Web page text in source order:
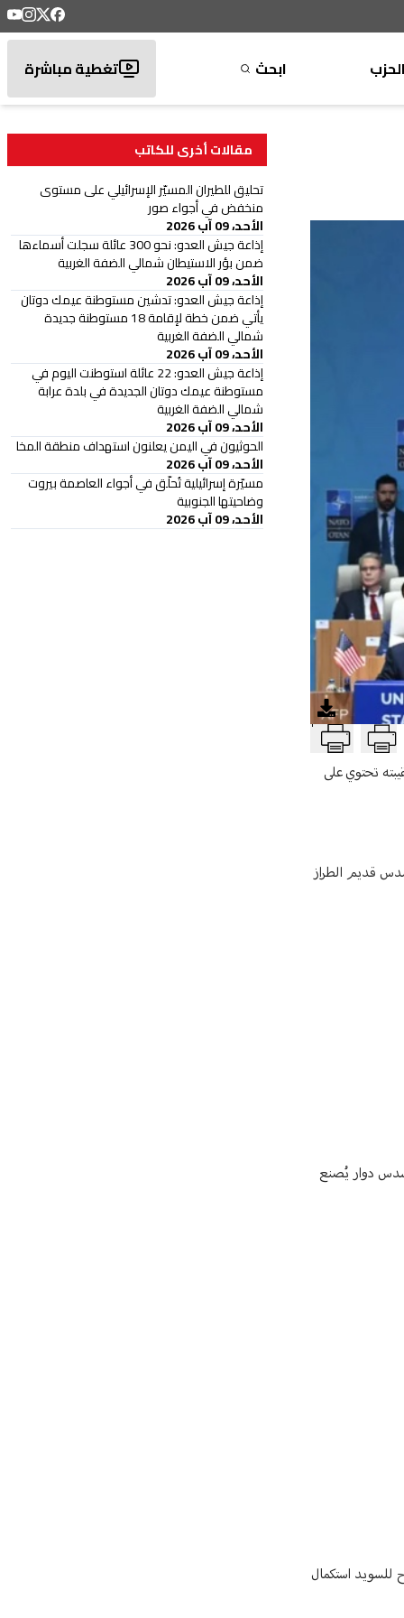
الحزب ابحث تغطية مباشرة
T
تحتوي على
قديم الطراز
دوار يُصنع
للسويد استكمال
مقالات أخرى للكاتب
تحليق للطيران المسيّر الإسرائيلي على مستوى
منخفض في أجواء صور
الأحد، 09 آب 2026
إذاعة جيش العدو: نحو 300 عائلة سجلت أسماءها
ضمن بؤر الاستيطان شمالي الضفة الغربية
الأحد، 09 آب 2026
إذاعة جيش العدو: تدشين مستوطنة عيمك دوتان
يأتي ضمن خطة لإقامة 18 مستوطنة جديدة
شمالي الضفة الغربية
الأحد، 09 آب 2026
إذاعة جيش العدو: 22 عائلة استوطنت اليوم في
مستوطنة عيمك دوتان الجديدة في بلدة عرابة
شمالي الضفة الغربية
الأحد، 09 آب 2026
الحوثيون في اليمن يعلنون استهداف منطقة المخا
الأحد، 09 آب 2026
مسيّرة إسرائيلية تُحلّق في أجواء العاصمة بيروت
وضاحيتها الجنوبية
الأحد، 09 آب 2026